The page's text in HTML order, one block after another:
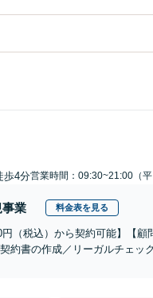
歩4分営業時間：09:30~21:00（平
事業 料金表を見る
円（税込）から契約可能】【
約書の作成／リーガルチェッ